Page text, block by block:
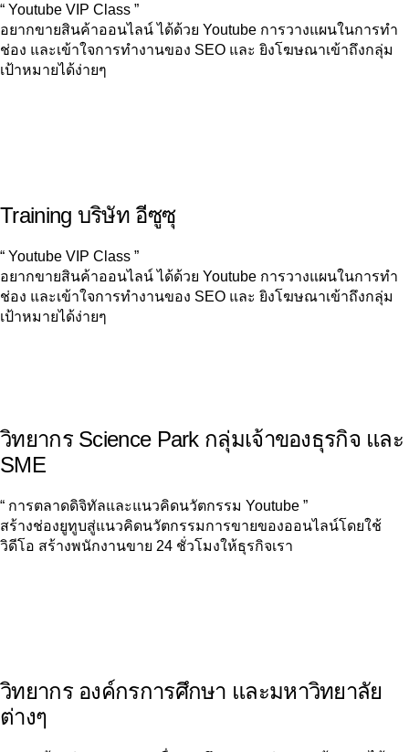
“ Youtube VIP Class ”
อยากขายสินค้าออนไลน์ ได้ด้วย Youtube การวางแผนในการทำ
ช่อง และเข้าใจการทำงานของ SEO และ ยิงโฆษณาเข้าถึงกลุ่ม
เป้าหมายได้ง่ายๆ
Training บริษัท อีซูซุ
“ Youtube VIP Class ”
อยากขายสินค้าออนไลน์ ได้ด้วย Youtube การวางแผนในการทำ
ช่อง และเข้าใจการทำงานของ SEO และ ยิงโฆษณาเข้าถึงกลุ่ม
เป้าหมายได้ง่ายๆ
วิทยากร Science Park กลุ่มเจ้าของธุรกิจ และ
SME
“ การตลาดดิจิทัลและแนวคิดนวัตกรรม Youtube ”
สร้างช่องยูทูบสู่แนวคิดนวัตกรรมการขายของออนไลน์โดยใช้
วิดีโอ สร้างพนักงานขาย 24 ชั่วโมงให้ธุรกิจเรา
วิทยากร องค์กรการศึกษา และมหาวิทยาลัย
ต่างๆ